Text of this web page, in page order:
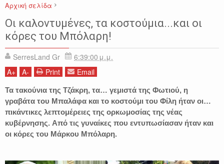
Αρχική σελίδα
ΕΙΔΗΣΕΙΣ
ΕΛΛΑΔΑ ΜΑΡΚΟΣ ΜΠΟΛΑΡΗΣ ΠΟΛΙΤΙΚΗ
Οι καλοντυμένες, τα κοστούμια...και οι
κόρες του Μπόλαρη!
SerresLand Gr
6:39:00 μ.μ.
A+ A- Print Email
Τα τακούνια της Τζάκρη, τα… γεμιστά της Φωτιού, η
γραβάτα του Μπαλάφα και το κοστούμι του Φίλη ήταν οι…
πικάντικες λεπτομέρειες της ορκωμοσίας της νέας
κυβέρνησης. Από τις γυναίκες που εντυπωσίασαν ήταν και
οι κόρες του Μάρκου Μπόλαρη.